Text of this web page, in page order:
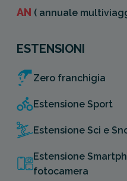
AN ( annuale
ESTENSIONI
Zero franchigia
Estensione Sport
Estensione Sci e
Estensione
fotocamera